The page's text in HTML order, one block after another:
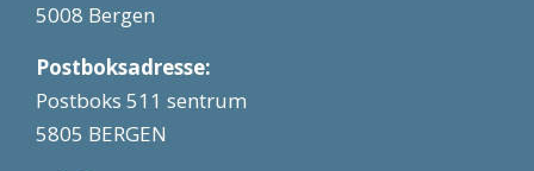
5008 Bergen
Postboksadresse:
Postboks 511 sentrum
5805 BERGEN